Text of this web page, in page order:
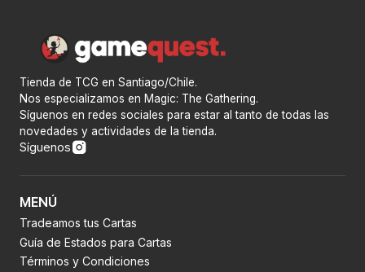
Tienda de TCG en Santiago/Chile.
Nos especializamos en Magic: The Gathering.
Síguenos en redes sociales para estar al tanto de todas las
novedades y actividades de la tienda.
Síguenos
MENÚ
Tradeamos tus Cartas
Guía de Estados para Cartas
Términos y Condiciones